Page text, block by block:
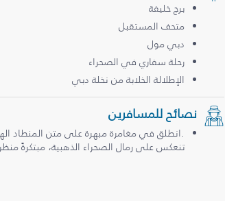
برج خليفة
متحف المستقبل
دبي مول
رحلة سفاري في الصحراء
الإطلالة الخلابة من نخلة دبي
نصائح للمسافرين
.انطلق في مغامرة مبهرة على متن المنطاد
تنعكس على رمال الصحراء الذهبية، مبتكرةً